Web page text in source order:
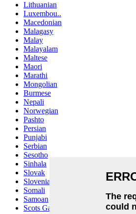
Lithuanian
Luxembou..
Macedonian
Malagasy
Malay
Malayalam
Maltese
Maori
Marathi
Mongolian
Burmese
Nepali
Norwegian
Pashto
Persian
Punjabi
Serbian
Sesotho
Sinhala
Slovak
Slovenian
Somali
Samoan
Scots Gaelic